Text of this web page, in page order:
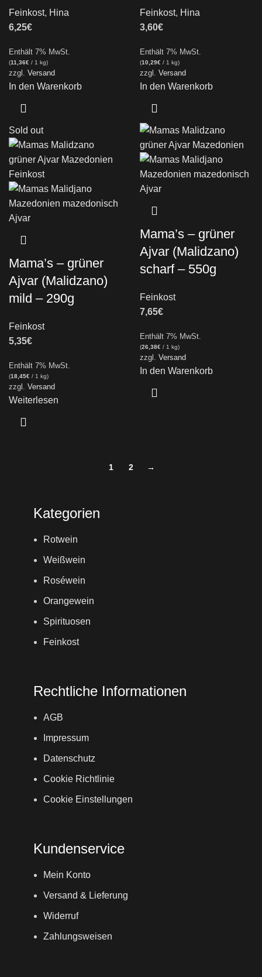
Feinkost, Hina
6,25€
Enthält 7% MwSt.
(11,36€ / 1 kg)
zzgl. Versand
In den Warenkorb
Feinkost, Hina
3,60€
Enthält 7% MwSt.
(10,29€ / 1 kg)
zzgl. Versand
In den Warenkorb
Sold out
Mama’s – grüner
Ajvar (Malidzano)
mild – 290g
Feinkost
5,35€
Enthält 7% MwSt.
(18,45€ / 1 kg)
zzgl. Versand
Weiterlesen
Mama’s – grüner
Ajvar (Malidzano)
scharf – 550g
Feinkost
7,65€
Enthält 7% MwSt.
(26,38€ / 1 kg)
zzgl. Versand
In den Warenkorb
1 2 →
Kategorien
Rotwein
Weißwein
Roséwein
Orangewein
Spirituosen
Feinkost
Rechtliche Informationen
AGB
Impressum
Datenschutz
Cookie Richtlinie
Cookie Einstellungen
Kundenservice
Mein Konto
Versand & Lieferung
Widerruf
Zahlungsweisen